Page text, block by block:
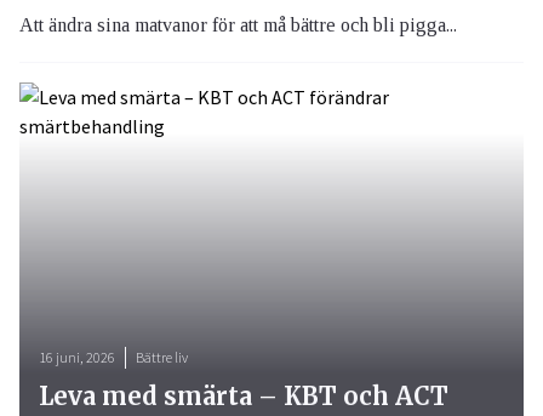
Att ändra sina matvanor för att må bättre och bli pigga...
16 juni, 2026 Bättre liv
Leva med smärta – KBT och ACT